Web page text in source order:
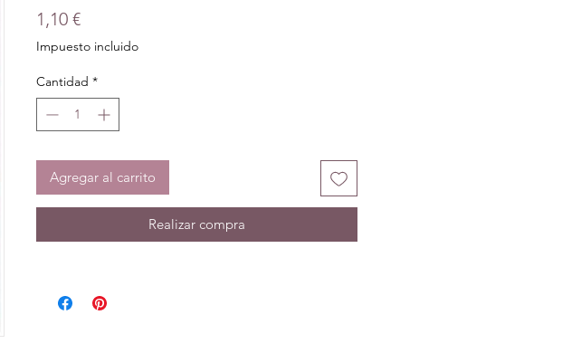
1,10 €Precio
Impuesto incluido
Cantidad *
Agregar al carrito
Realizar compra